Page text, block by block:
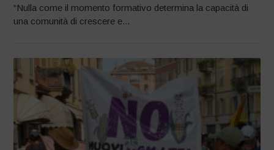
“Nulla come il momento formativo determina la capacità di
una comunità di crescere e...